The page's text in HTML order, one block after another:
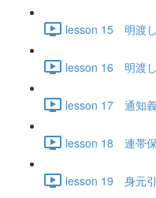
lesson 15 明渡
lesson 16 明渡
lesson 17 通知
lesson 18 連帯
lesson 19 身元